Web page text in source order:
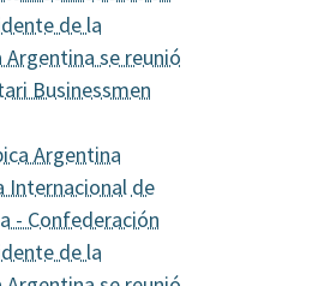
de la
Argentina se reunió
Businessmen
Argentina
Internacional de
- Confederación
de la